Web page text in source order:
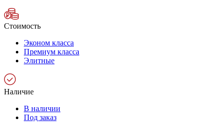
Стоимость
Эконом класса
Премиум класса
Элитные
Наличие
В наличии
Под заказ